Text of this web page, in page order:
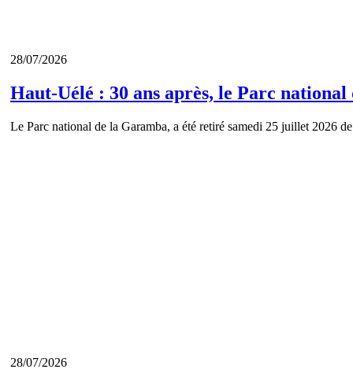
28/07/2026
Haut-Uélé : 30 ans après, le Parc
Le Parc national de la Garamba, a été retiré samedi 25 juillet 2026
28/07/2026